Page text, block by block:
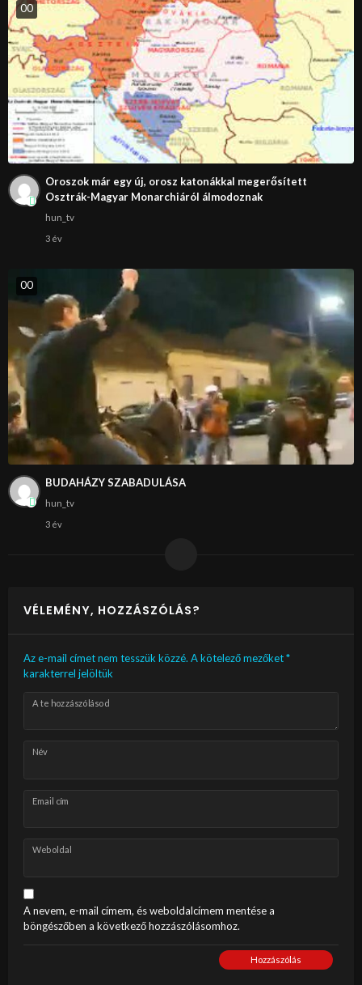
00
Oroszok már egy új, orosz katonákkal megerősített
Osztrák-Magyar Monarchiáról álmodoznak
hun_tv
3 év
00
BUDAHÁZY SZABADULÁSA
hun_tv
3 év
VÉLEMÉNY, HOZZÁSZÓLÁS?
Az e-mail címet nem tesszük közzé. A kötelező mezőket*
karakterrel jelöltük
A te hozzászólásod
Név
Email cím
Weboldal
A nevem, e-mail címem, és weboldalcímem mentése a
böngészőben a következő hozzászólásomhoz.
Hozzászólás